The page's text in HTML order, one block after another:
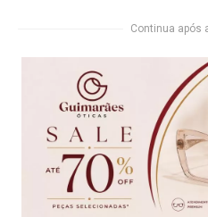
Continua após